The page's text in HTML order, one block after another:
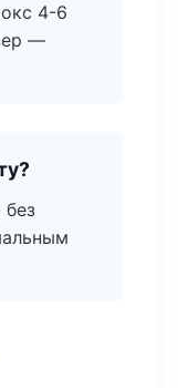
4-6
—